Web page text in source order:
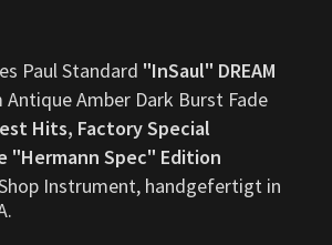
Paul Standard "InSaul" DREAM
Antique Amber Dark Burst Fade
Hits, Factory Special
"Hermann Spec" Edition
Instrument, handgefertigt in